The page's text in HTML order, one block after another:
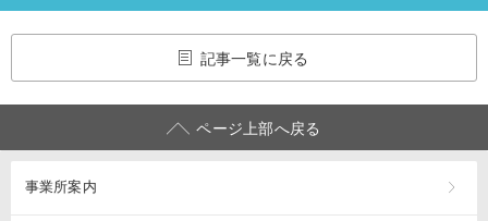
記事一覧に戻る
ページ上部へ戻る
事業所案内